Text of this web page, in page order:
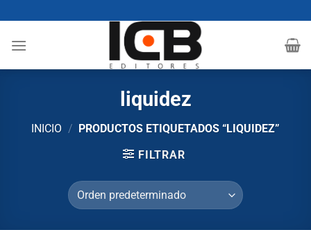
al
contenido
liquidez
INICIO /
PRODUCTOS ETIQUETADOS “LIQUIDEZ”
FILTRAR